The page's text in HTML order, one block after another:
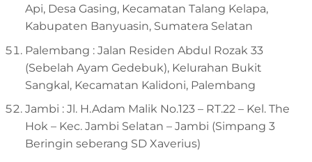
Api, Desa Gasing, Kecamatan Talang Kelapa,
Kabupaten Banyuasin, Sumatera Selatan
Palembang : Jalan Residen Abdul Rozak 33
(Sebelah Ayam Gedebuk), Kelurahan Bukit
Sangkal, Kecamatan Kalidoni, Palembang
Jambi : Jl. H.Adam Malik No.123 – RT.22 – Kel. The
Hok – Kec. Jambi Selatan – Jambi (Simpang 3
Beringin seberang SD Xaverius)